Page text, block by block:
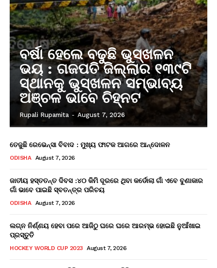
ବର୍ଷା ହେଲେ ବଢୁଛି ଭୁସ୍ଖଳନ
ଭୟ : ଗଜପତି ଜିଲ୍ଲାର ୧୩୯ଟି
ସ୍ଥାନକୁ ଭୁସ୍ଖଳନ ସମ୍ଭାବ୍ୟ
ଅଞ୍ଚଳ ଭାବେ ଚିହ୍ନଟ
Rupali Rupamita - August 7, 2026
ତେଜୁଛି ରେଭେନ୍ସା ବିବାଦ : ମୁଖ୍ୟ ଫାଟକ ଆଗରେ ଆନ୍ଦୋଳନ
ODISHA August 7, 2026
ଜାତୀୟ ହସ୍ତତନ୍ତ ଦିବସ :୪୦ କିମି ଦୂରରେ ଥିବା କର୍ଡୋଲା ଗାଁ ଏବେ ବୁଣାକାର
ଗାଁ ଭାବେ ପାଇଛି ସ୍ବତନ୍ତ୍ର ପରିଚୟ
ODISHA August 7, 2026
ଲଗ୍ନ ନିର୍ଣ୍ଣୟ ହେବା ପରେ ଆଜିଠୁ ଘରେ ଘରେ ଆରମ୍ଭ ହୋଇଛି ନୁଆଁଖାଇ
ପ୍ରସ୍ତୁତି
HOCKEY WORLD CUP 2023 August 7, 2026